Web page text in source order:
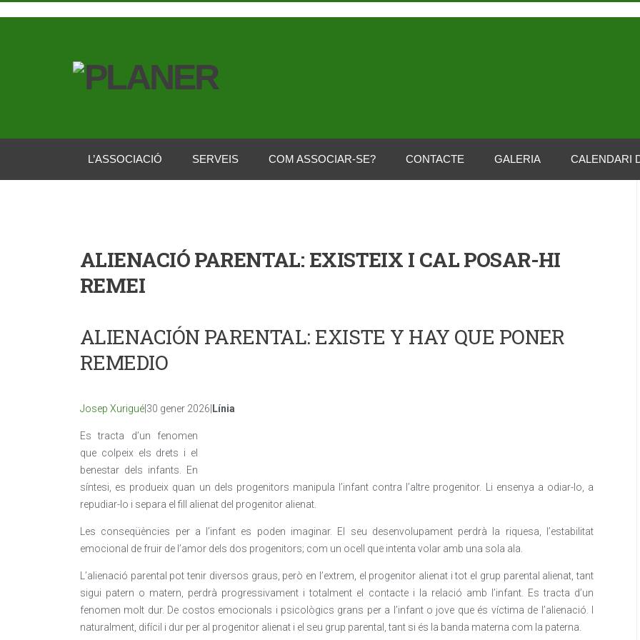
L’ASSOCIACIÓ SERVEIS COM ASSOCIAR-SE? CONTACTE GALERIA CALENDARI
ALIENACIÓ PARENTAL: EXISTEIX I CAL POSAR-HI
REMEI
ALIENACIÓN PARENTAL: EXISTE Y HAY QUE PONER
REMEDIO
Josep Xurigué |30 gener 2026| Línia
Es tracta d’un fenomen
que colpeix els drets i el
benestar dels infants. En
síntesi, es produeix quan un dels progenitors manipula l’infant contra l’altre progenitor. Li ensenya a odiar-lo, a
repudiar-lo i separa el fill alienat del progenitor alienat.
Les conseqüències per a l’infant es poden imaginar. El seu desenvolupament perdrà la riquesa, l’estabilitat
emocional de fruir de l’amor dels dos progenitors; com un ocell que intenta volar amb una sola ala.
L’alienació parental pot tenir diversos graus, però en l’extrem, el progenitor alienat i tot el grup parental alienat, tant
sigui patern o matern, perdrà progressivament i totalment el contacte i la relació amb l’infant. Es tracta d’un
fenomen molt dur. De costos emocionals i psicològics grans per a l’infant o jove que és víctima de l’alienació. I
naturalment, difícil i dur per al progenitor alienat i el seu grup parental, tant si és la banda materna com la paterna.